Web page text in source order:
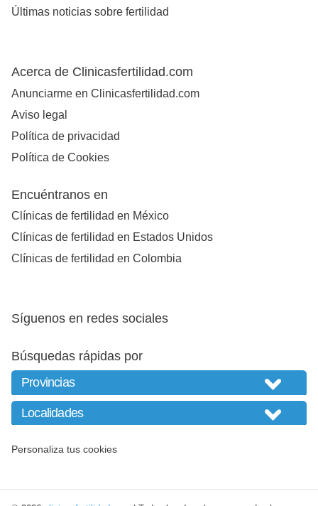
Últimas noticias sobre fertilidad
Acerca de Clinicasfertilidad.com
Anunciarme en Clinicasfertilidad.com
Aviso legal
Política de privacidad
Política de Cookies
Encuéntranos en
Clínicas de fertilidad en México
Clínicas de fertilidad en Estados Unidos
Clínicas de fertilidad en Colombia
Síguenos en redes sociales
Búsquedas rápidas por
Personaliza tus cookies